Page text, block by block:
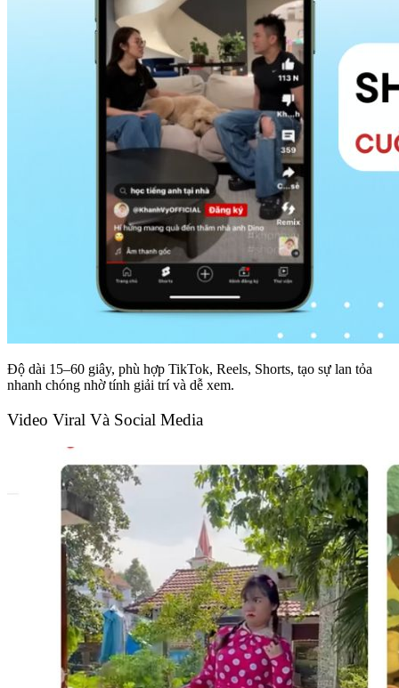
Độ dài 15–60 giây, phù hợp TikTok, Reels, Shorts, tạo sự lan tỏa
nhanh chóng nhờ tính giải trí và dễ xem.
Video Viral Và Social Media